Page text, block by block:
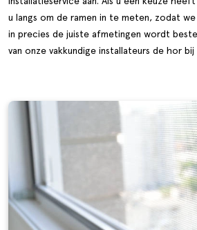
u langs om de ramen in te meten, zodat
in precies de juiste afmetingen wordt
van onze vakkundige installateurs de hor bij